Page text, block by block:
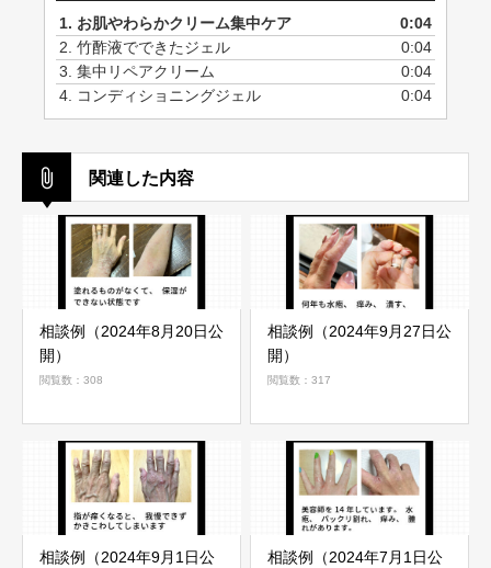
1. お肌やわらかクリーム集中ケア
0:04
2. 竹酢液でできたジェル
0:04
3. 集中リペアクリーム
0:04
4.
コンディショニングジェル 0:04
関連した内容
相談例（2024年8月20日公
開）
閲覧数：308
相談例（2024年9月27日公
開）
閲覧数：317
相談例（2024年9月1日公
相談例（2024年7月1日公